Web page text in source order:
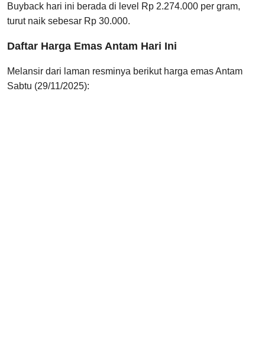
Buyback hari ini berada di level Rp 2.274.000 per gram,
turut naik sebesar Rp 30.000.
Daftar Harga Emas Antam Hari Ini
Melansir dari laman resminya berikut harga emas Antam
Sabtu (29/11/2025):